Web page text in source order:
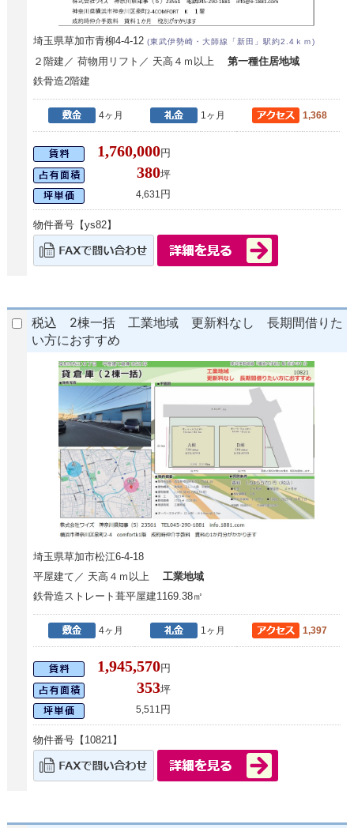
埼玉県草加市青柳4-4-12(東武伊勢崎・大師線「新田」駅約2.4ｋｍ)
２階建／ 荷物用リフト／ 天高４ｍ以上第一種住居地域
鉄骨造2階建
4ヶ月 1ヶ月 1,368
1,760,000円
380坪
4,631 円
物件番号【ys82】
税込 2棟一括 工業地域 更新料なし 長期間借りた
い方におすすめ
埼玉県草加市松江6-4-18
平屋建て／ 天高４ｍ以上工業地域
鉄骨造ストレート葺平屋建1169.38㎡
4ヶ月 1ヶ月 1,397
1,945,570円
353坪
5,511 円
物件番号【10821】